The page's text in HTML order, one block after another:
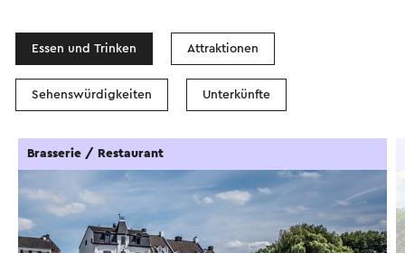
Essen und Trinken Attraktionen
Sehenswürdigkeiten Unterkünfte
Brasserie / Restaurant